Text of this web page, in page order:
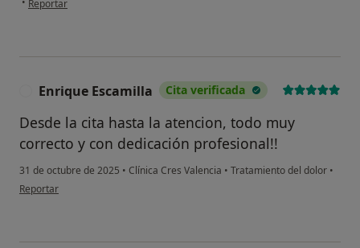
Reportar
Enrique Escamilla Cita verificada
Desde la cita hasta la atencion, todo muy
correcto y con dedicación profesional!!
31 de octubre de 2025 • Clínica Cres Valencia • Tratamiento del dolor •
en opinión del usuario Enrique Escamilla
Reportar